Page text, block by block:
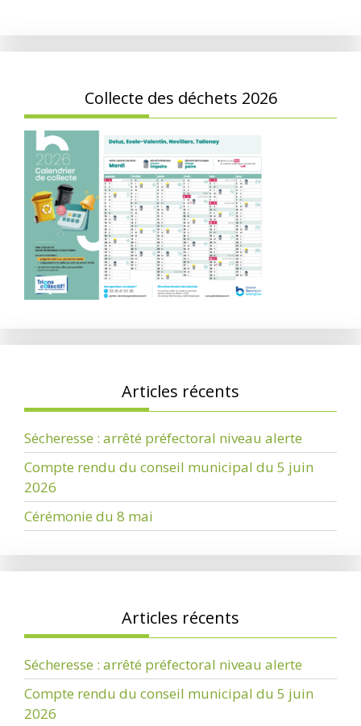
Collecte des déchets 2026
Articles récents
Sécheresse : arrêté préfectoral niveau alerte
Compte rendu du conseil municipal du 5 juin
2026
Cérémonie du 8 mai
Articles récents
Sécheresse : arrêté préfectoral niveau alerte
Compte rendu du conseil municipal du 5 juin
2026